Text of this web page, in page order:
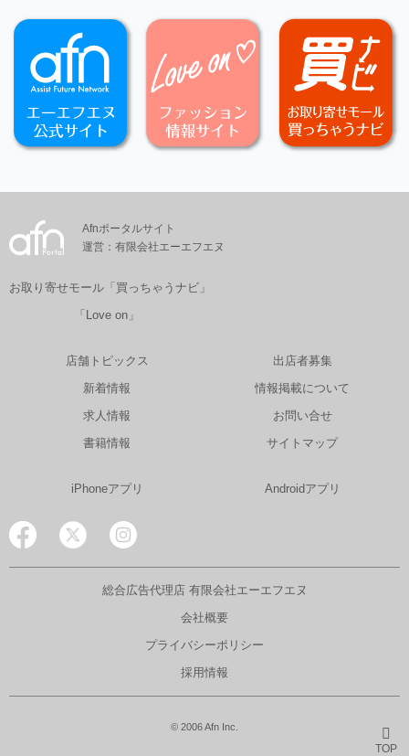
TOP
Afnポータルサイト
運営：有限会社エーエフエヌ
お取り寄せモール「買っちゃうナビ」
「Love on」
店舗トピックス
新着情報
求人情報
書籍情報
出店者募集
情報掲載について
お問い合せ
サイトマップ
iPhoneアプリ Androidアプリ
総合広告代理店 有限会社エーエフエヌ
会社概要
プライバシーポリシー
採用情報
© 2006 Afn Inc.